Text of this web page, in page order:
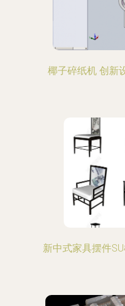
椰子碎纸机 创新
新中式家具摆件